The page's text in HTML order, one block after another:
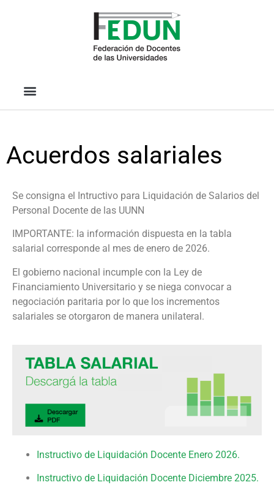
Acuerdos salariales
Se consigna el Intructivo para Liquidación de Salarios del
Personal Docente de las UUNN
IMPORTANTE: la información dispuesta en la tabla
salarial corresponde al mes de enero de 2026.
El gobierno nacional incumple con la Ley de
Financiamiento Universitario y se niega convocar a
negociación paritaria por lo que los incrementos
salariales se otorgaron de manera unilateral.
Instructivo de Liquidación Docente Enero 2026.
Instructivo de Liquidación Docente Diciembre 2025.